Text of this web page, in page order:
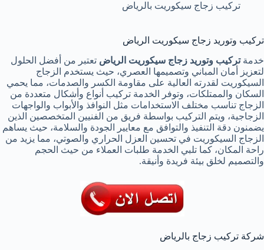
تركيب زجاج سيكوريت بالرياض
تركيب وتوريد زجاج سيكوريت الرياض
خدمةتركيب وتوريد زجاج سيكوريت الرياض تعتبر من أفضل الحلول
لتعزيز أمان المباني وتصميمها العصري، حيث يستخدم الزجاج
السيكوريت لقدرته العالية على مقاومة الكسر والصدمات، مما يحمي
السكان والممتلكات، وتوفر الخدمة تركيب أنواع وأشكال متعددة من
الزجاج تناسب مختلف الاستخدامات مثل النوافذ والأبواب والواجهات
الزجاجية، ويتم التركيب بواسطة فريق من الفنيين المتخصصين الذين
يضمنون دقة التنفيذ والتوافق مع معايير الجودة والسلامة، حيث يساهم
الزجاج السيكوريت في تحسين العزل الحراري والصوتي، مما يزيد من
راحة المكان، كما تلبي الخدمة طلبات العملاء من حيث الحجم
والتصميم لخلق بيئة فريدة وأنيقة.
شركة تركيب زجاج بالرياض